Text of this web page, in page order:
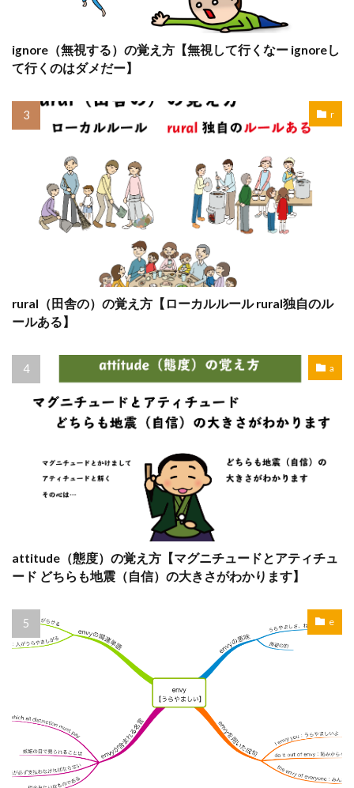
ignore（無視する）の覚え方【無視して行くなー ignoreし
て行くのはダメだー】
r
rural（田舎の）の覚え方【ローカルルール rural独自のル
ールある】
a
attitude（態度）の覚え方【マグニチュードとアティチュ
ード どちらも地震（自信）の大きさがわかります】
e